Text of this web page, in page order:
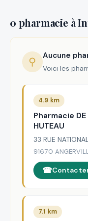
0 pharmacie à
⚲ Aucune
Voici les
4.9 km
Pharmacie DE
HUTEAU
33 RUE
91670
7.1 km